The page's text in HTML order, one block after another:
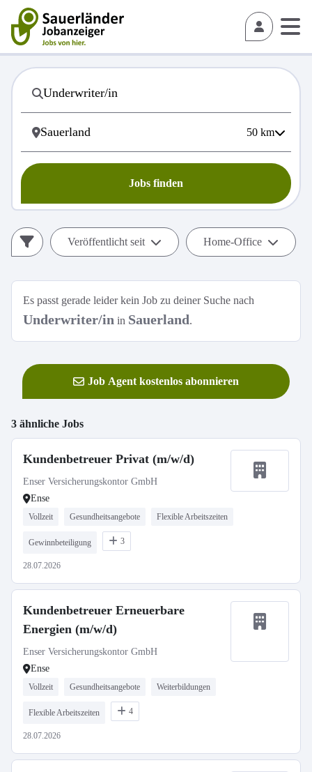
50 km
Jobs finden
Veröffentlicht seit Home-Office
Es passt gerade leider kein Job zu deiner Suche nach
Underwriter/in in Sauerland.
Job Agent kostenlos abonnieren
3 ähnliche Jobs
Kundenbetreuer Privat (m/w/d)
Enser Versicherungskontor GmbH
Ense
Vollzeit Gesundheitsangebote Flexible Arbeitszeiten
Gewinnbeteiligung 3
28.07.2026
Kundenbetreuer Erneuerbare
Energien (m/w/d)
Enser Versicherungskontor GmbH
Ense
Vollzeit Gesundheitsangebote Weiterbildungen
Flexible Arbeitszeiten 4
28.07.2026